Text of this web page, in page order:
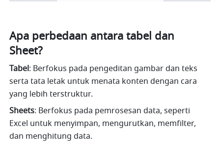
Apa perbedaan antara tabel dan
Sheet?
Tabel: Berfokus pada pengeditan gambar dan teks
serta tata letak untuk menata konten dengan cara
yang lebih terstruktur.
Sheets: Berfokus pada pemrosesan data, seperti
Excel untuk menyimpan, mengurutkan, memfilter,
dan menghitung data.